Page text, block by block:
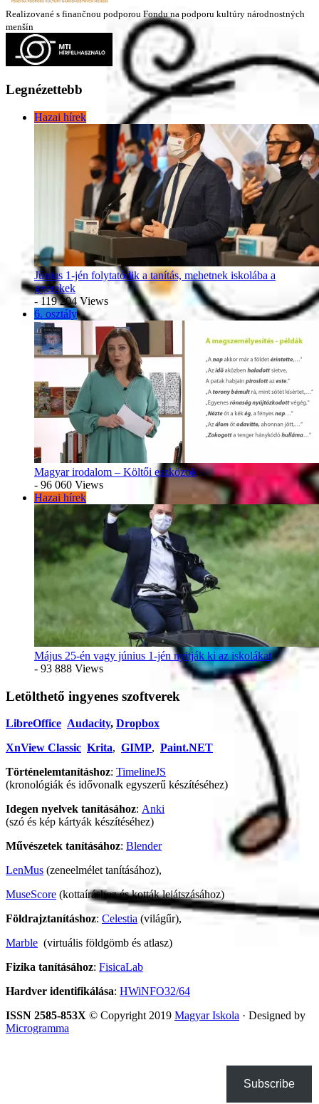
Realizované s finančnou podporou Fondu na podporu kultúry národnostných
menšín
Legnézettebb
Hazai hírek
Június 1-jén folytatódik a tanítás, mehetnek iskolába a
gyerekek
- 119 204 Views
6. osztály
Magyar irodalom – Költői eszközök
- 96 060 Views
Hazai hírek
Május 25-én vagy június 1-jén nyitják ki az iskolákat
- 93 888 Views
Letölthető ingyenes szoftverek
LibreOffice Audacity, Dropbox
XnView Classic Krita, GIMP, Paint.NET
Történelemtanításhoz: TimelineJS
(kronológiák és idővonalk egyszerű készítéséhez)
Idegen nyelvek tanításához: Anki
(szó és kép kártyák készítéséhez)
Művészetek tanításához: Blender
LenMus (zeneelmélet tanításához),
MuseScore (kottaíráshoz és kották lejátszásához)
Földrajztanításhoz: Celestia (világűr),
Marble (virtuális földgömb és atlasz)
Fizika tanításához: FisicaLab
Hardver identifikálása: HWiNFO32/64
ISSN 2585-853X © Copyright 2019 Magyar Iskola · Designed by
Microgramma
Subscribe